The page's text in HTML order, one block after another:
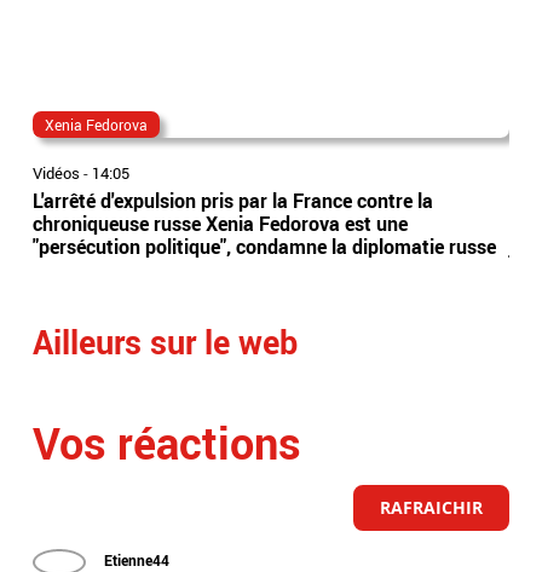
Xenia Fedorova
Vidéos - 14:05
L'arrêté d'expulsion pris par la France contre la
chroniqueuse russe Xenia Fedorova est une
"persécution politique", condamne la diplomatie russe
Ailleurs sur le web
Vos réactions
RAFRAICHIR
Etienne44